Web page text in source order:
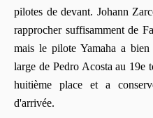
pilotes de devant. Johann
rapprocher suffisamment de
mais le pilote Yamaha a
large de Pedro Acosta au 19e
huitième place et a
d'arrivée.